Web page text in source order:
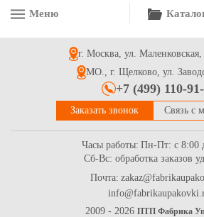
Форма бумажная "Тюльпан", белая, р-р
Форма бумажная "Тюльпан с золотыми
коричневая, р-р 50*80мм
Меню
г. Москва, ул.
МО., г. Щелково, ул.
+7 (499) 110-
Заказать звонок Связь с
Часы работы: Пн-Пт: с 8:00
Сб-Вс: обработка заказов
Почта:
2009 - 2026 ПТП Фабрика